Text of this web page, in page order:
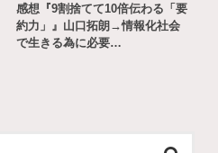
感想『9割捨てて10倍伝わる「要
約力」』山口拓朗→情報化社会
で生きる為に必要…